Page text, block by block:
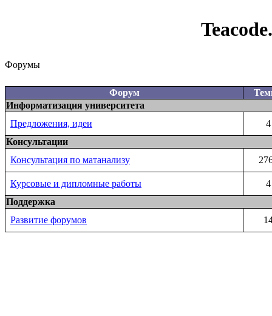
Форумы
Форум
Информатизация университета
Предложения, идеи
4
Консультации
Консультация по матанализу
Курсовые и дипломные работы
4
Поддержка
Развитие форумов